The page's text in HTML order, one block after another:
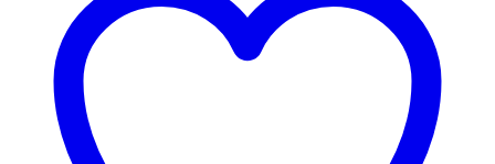
Anzahl